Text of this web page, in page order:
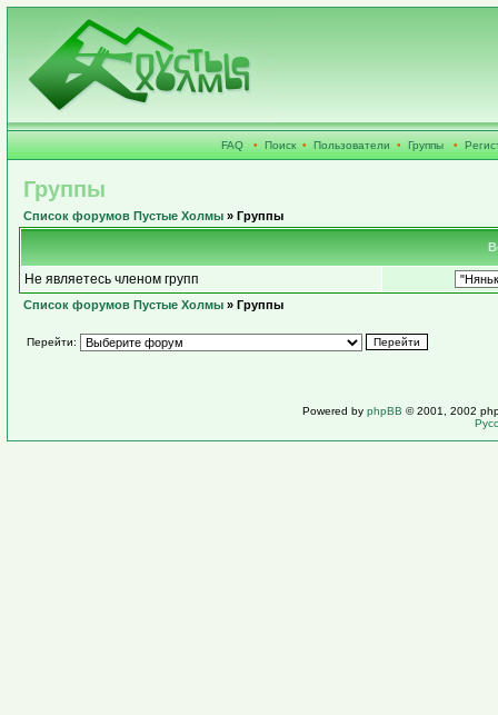
FAQ • Поиск • Пользователи • Группы •
Группы
Список форумов Пустые Холмы » Группы
Не являетесь членом групп
Список форумов Пустые Холмы » Группы
Перейти:
Powered by phpBB © 2001, 2002